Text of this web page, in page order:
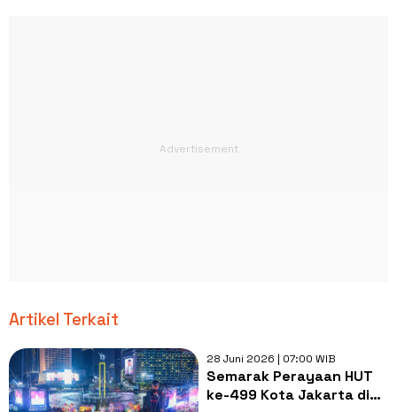
Artikel Terkait
28 Juni 2026 | 07:00 WIB
Semarak Perayaan HUT
ke-499 Kota Jakarta di